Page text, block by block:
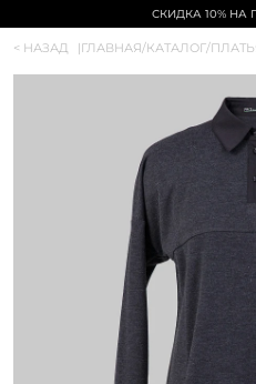
СКИДКА 10% НА
< НАЗАД |ГЛАВНАЯ/КАТАЛОГ/